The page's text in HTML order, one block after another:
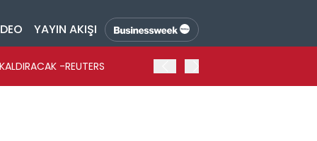
YAYIN AKIŞI
-REUTERS